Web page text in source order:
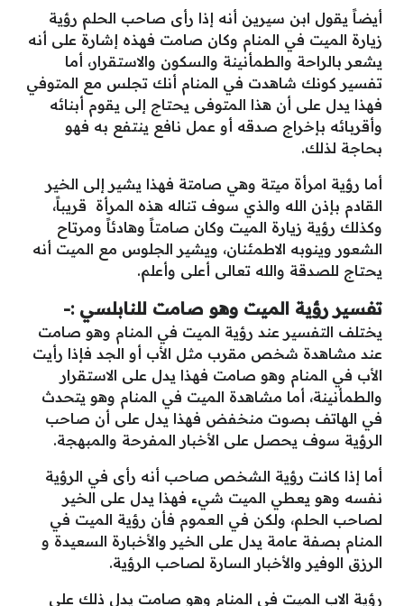
أيضاً يقول ابن سيرين أنه إذا رأى صاحب الحلم رؤية
زيارة الميت في المنام وكان صامت فهذه إشارة على أنه
يشعر بالراحة والطمأنينة والسكون والاستقرار، أما
تفسير كونك شاهدت في المنام أنك تجلس مع المتوفي
فهذا يدل على أن هذا المتوفى يحتاج إلى يقوم أبنائه
وأقربائه بإخراج صدقه أو عمل نافع ينتفع به فهو
بحاجة لذلك.
أما رؤية امرأة ميتة وهي صامتة فهذا يشير إلى الخير
القادم بإذن الله والذي سوف تناله هذه المرأة قريباً،
وكذلك رؤية زيارة الميت وكان صامتاً وهادئاً ومرتاح
الشعور وينوبه الاطمئنان، ويشير الجلوس مع الميت أنه
يحتاج للصدقة والله تعالى أعلى وأعلم.
تفسير رؤية الميت وهو صامت للنابلسي :-
يختلف التفسير عند رؤية الميت في المنام وهو صامت
عند مشاهدة شخص مقرب مثل الأب أو الجد فإذا رأيت
الأب في المنام وهو صامت فهذا يدل على الاستقرار
والطمأنينة، أما مشاهدة الميت في المنام وهو يتحدث
في الهاتف بصوت منخفض فهذا يدل على أن صاحب
الرؤية سوف يحصل على الأخبار المفرحة والمبهجة.
أما إذا كانت رؤية الشخص صاحب أنه رأى في الرؤية
نفسه وهو يعطي الميت شيء فهذا يدل على الخير
لصاحب الحلم، ولكن في العموم فأن رؤية الميت في
المنام بصفة عامة يدل على الخير والأخبارة السعيدة و
الرزق الوفير والأخبار السارة لصاحب الرؤية.
رؤية الاب الميت في المنام وهو صامت يدل ذلك على